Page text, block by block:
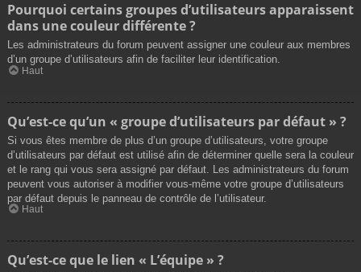
Pourquoi certains groupes d’utilisateurs apparaissent
dans une couleur différente ?
Les administrateurs du forum peuvent assigner une couleur aux membres
d’un groupe d’utilisateurs afin de faciliter leur identification.
Haut
Qu’est-ce qu’un « groupe d’utilisateurs par défaut » ?
Si vous êtes membre de plus d’un groupe d’utilisateurs, votre groupe
d’utilisateurs par défaut est utilisé afin de déterminer quelle sera la couleur
et le rang qui vous sera assigné par défaut. Les administrateurs du forum
peuvent vous autoriser à modifier vous-même votre groupe d’utilisateurs
par défaut depuis le panneau de contrôle de l’utilisateur.
Haut
Qu’est-ce que le lien « L’équipe » ?